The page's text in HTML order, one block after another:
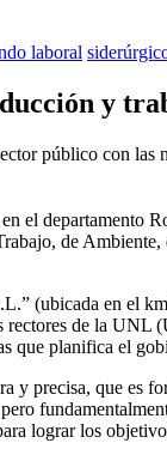
laboral
y
público con
el
de
(ubicada en el
de la
que planifica el
precisa, que es
lograr los